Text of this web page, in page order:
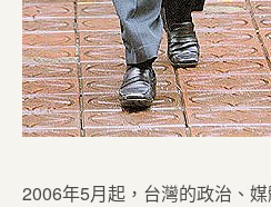
2006年5月起，台灣的政治、